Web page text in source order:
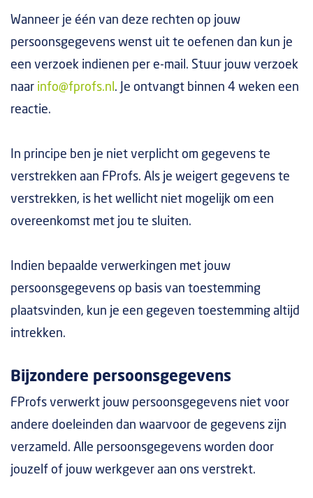
Wanneer je één van deze rechten op jouw
persoonsgegevens wenst uit te oefenen dan kun je
een verzoek indienen per e-mail. Stuur jouw verzoek
naar info@fprofs.nl . Je ontvangt binnen 4 weken een
reactie.
In principe ben je niet verplicht om gegevens te
verstrekken aan FProfs. Als je weigert gegevens te
verstrekken, is het wellicht niet mogelijk om een
overeenkomst met jou te sluiten.
Indien bepaalde verwerkingen met jouw
persoonsgegevens op basis van toestemming
plaatsvinden, kun je een gegeven toestemming altijd
intrekken.
Bijzondere persoonsgegevens
FProfs verwerkt jouw persoonsgegevens niet voor
andere doeleinden dan waarvoor de gegevens zijn
verzameld. Alle persoonsgegevens worden door
jouzelf of jouw werkgever aan ons verstrekt.